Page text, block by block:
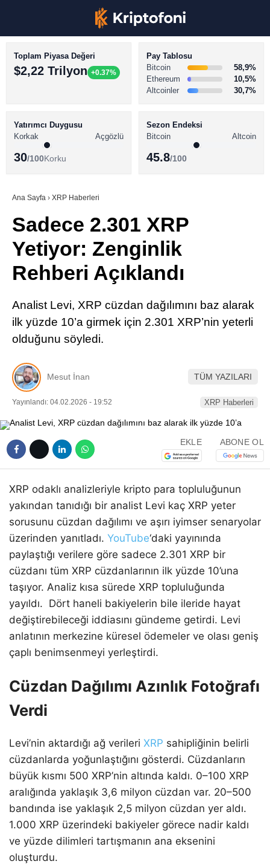
Youtube
TikTok
LinkedIn
BİTCOİN HABERLERİ
ALTCOİN HABERLERİ
SÖZLÜK
Toplam Piyasa Değeri
$2,22 Trilyon +0.37%
Pay Tablosu
Bitcoin
58,9%
Ethereum
10,5%
Altcoinler
30,7%
Yatırımcı Duygusu
Korkak
Açgözlü
30/100Korku
Sezon Endeksi
Bitcoin
Altcoin
45.8/100
Ana Sayfa › XRP Haberleri
Sadece 2.301 XRP
Yetiyor: Zenginlik
Rehberi Açıklandı
Analist Levi, XRP cüzdan dağılımını baz alarak
ilk yüzde 10’a girmek için 2.301 XRP’nin yeterli
olduğunu söyledi.
Mesut İnan TÜM YAZILARI
Yayınlandı: 04.02.2026 - 19:52 XRP Haberleri
EKLE ABONE OL
XRP odaklı analizleriyle kripto para topluluğunun
yakından tanıdığı bir analist Levi kaç XRP yeter
sorusunu cüzdan dağılımı ve aşırı iyimser senaryolar
üzerinden yanıtladı. YouTube‘daki yayınında
paylaştığı verilere göre sadece 2.301 XRP bir
cüzdanı tüm XRP cüzdanlarının ilk yüzde 10’una
taşıyor. Analiz kısa sürede XRP topluluğunda
yayıldı. Dört haneli bakiyelerin bile ileride hayat
değiştirebileceği iddiasını gündeme getirdi. Levi
anlatının merkezine küresel ödemeler ve olası geniş
çaplı benimsenmeyi yerleştirdi.
Cüzdan Dağılımı Azınlık Fotoğrafı
Verdi
Levi’nin aktardığı ağ verileri XRP sahipliğinin belirli
cüzdanlarda yoğunlaştığını gösterdi. Cüzdanların
büyük kısmı 500 XRP’nin altında kaldı. 0–100 XRP
aralığında yaklaşık 3,6 milyon cüzdan var. 20–500
bandında ise yaklaşık 2,5 milyon cüzdan yer aldı.
1.000 XRP üzerindeki bakiyeler görece nadir kaldı
ve yüzde dilimleri tartışmanın ana eksenini
oluşturdu.